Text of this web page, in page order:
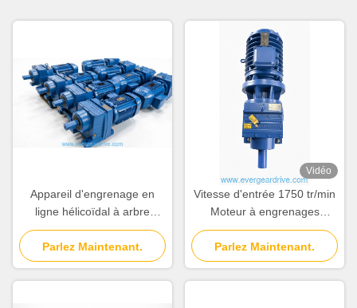
Appareil d'engrenage en
ligne hélicoïdal à arbre
solide conçu avec méthode
de refroidissement par
ventilation ou ventilation
forcée pour assurer le
Parlez Maintenant.
Vidéo
Vitesse d'entrée 1750 tr/min
Moteur à engrenages
hélicoïdaux en ligne
Réduction à un étage avec
voie de sortie à arbre solide
Idéal pour les systèmes de
Parlez Maintenant.